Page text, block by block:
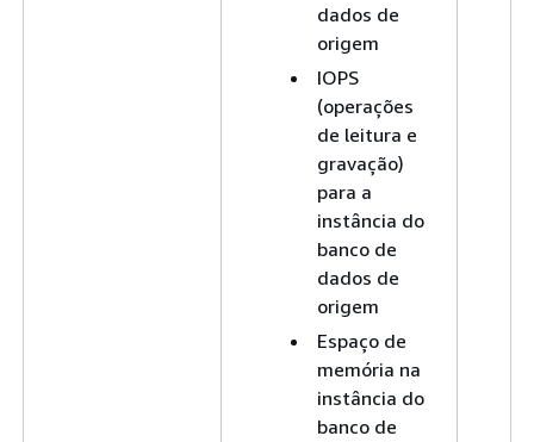
dados de
origem
IOPS
(operações
de leitura e
gravação)
para a
instância do
banco de
dados de
origem
Espaço de
memória na
instância do
banco de